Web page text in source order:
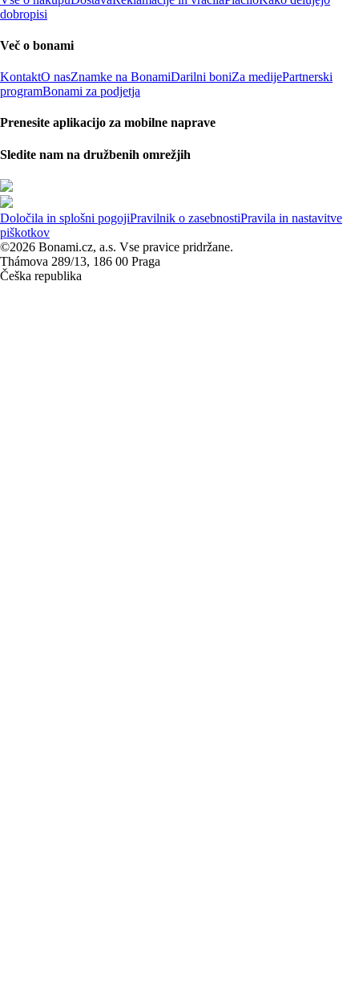
dobropisi
Več o bonami
KontaktO nasZnamke na BonamiDarilni boniZa medijePartnerski
programBonami za podjetja
Prenesite aplikacijo za mobilne naprave
Sledite nam na družbenih omrežjih
Določila in splošni pogojiPravilnik o zasebnostiPravila in nastavitve
piškotkov
©2026 Bonami.cz, a.s. Vse pravice pridržane.
Thámova 289/13, 186 00 Praga
Češka republika